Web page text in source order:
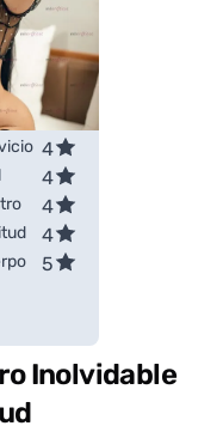
4
4
4
4
5
Inolvidable